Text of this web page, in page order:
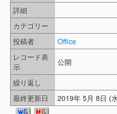
詳細
カテゴリー
投稿者
Office
レコード表
示
公開
繰り返し
最終更新日
2019年 5月 8日 (